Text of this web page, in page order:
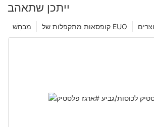
ייתכן שתאהב
קופסאות מתקפלות של EUO מַבחֵשׁ